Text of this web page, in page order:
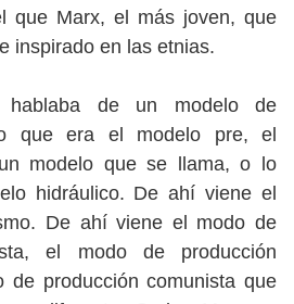
que Marx, el más joven, que
inspirado en las etnias.
de un modelo de
que era el modelo pre, el
modelo que se llama, o lo
hidráulico. De ahí viene el
De ahí viene el modo de
el modo de producción
de producción comunista que